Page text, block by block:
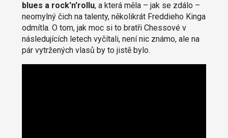
blues a rock'n'rollu, a která měla – jak se zdálo –
neomylný čich na talenty, několikrát Freddieho Kinga
odmítla. O tom, jak moc si to bratři Chessové v
následujících letech vyčítali, není nic známo, ale na
pár vytržených vlasů by to jistě bylo.